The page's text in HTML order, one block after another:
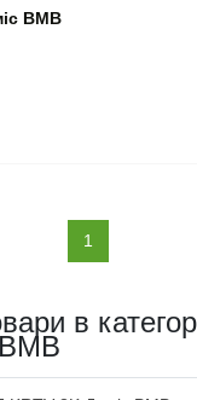
ВМВ
1
в
ВМВ